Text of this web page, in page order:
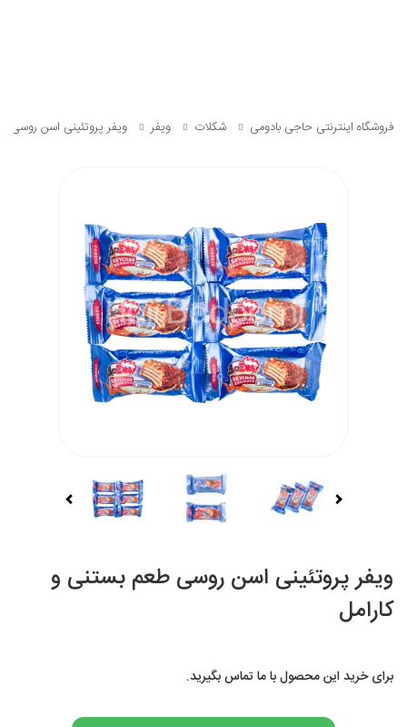
فروشگاه اینترنتی حاجی بادومی شکلات ویفر ویفر پروتئینی اسن روسی
ویفر پروتئینی اسن روسی طعم بستنی و
کارامل
برای خرید این محصول با ما تماس بگیرید.